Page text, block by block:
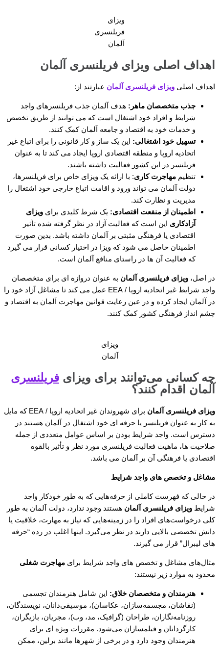
ویزای
فریلنسری
آلمان
اهداف اصلی ویزای فریلنسری آلمان
اهداف اصلی ویزای فریلنسری آلمان عبارتند از:
جذب متخصصان ماهر: هدف آلمان جذب فریلنسرهای واجد
شرایط و افراد خود اشتغال است که می توانند از طریق تخصص
و خدمات خود به اقتصاد و جامعه آلمان کمک کنند.
تسهیل خود اشتغالی: این یک ساز و کار قانونی را برای اتباع غیر
اتحادیه اروپا و منطقه اقتصادی اروپا ایجاد می کند تا به عنوان
فریلنسر در این کشور فعالیت داشته باشند.
تنظیم مهاجرت کاری: با ارائه یک ویزای خاص برای فریلنسرها،
دولت آلمان می تواند ورود و اقامت اتباع خارجی خود اشتغال را
مدیریت و نظارت کند.
اطمینان از منفعت اقتصادی: یک شرط کلیدی برای ویزای
آزادکاری این است که فعالیت آزاد در نظر گرفته شده تأثیر
اقتصادی یا فرهنگی مثبتی بر آلمان داشته باشد. بدین صورت
اطمینان حاصل می شود که ویزا در اختیار کسانی قرار می گیرد
که فعالیت آن ها در راستای منافع آلمان است.
در اصل، ویزای فریلنسری آلمان به عنوان دروازه ای برای متخصصان
واجد شرایط غیر اتحادیه اروپا / EEA عمل می کند تا مشاغل آزاد خود را
در آلمان ایجاد کرده و در عین رعایت قوانین مهاجرت آلمان به اقتصاد و
چشم انداز فرهنگی کشور کمک کنند.
ویزای
آلمان
چه کسانی می‌توانند برای ویزای فریلنسری
آلمان اقدام کنند؟
ویزای فریلنسری آلمان
برای شهروندان غیر اتحادیه اروپا / EEA که مایل
به کار به عنوان فریلنسر یا حرفه ای خود اشتغال در آلمان هستند در
دسترس است. واجد شرایط بودن بر اساس عوامل متعددی از جمله
صلاحیت ها، ماهیت فعالیت فریلنسری مورد نظر و تأثیر بالقوه
اقتصادی یا فرهنگی آن بر آلمان می باشد.
مشاغل و تخصص های واجد شرایط
در حالی که فهرست کاملی از حرفه‌هایی که به طور خودکار واجد
شرایط ویزای فریلنسری آلمان هستند وجود ندارد، دولت آلمان به طور
کلی درخواست‌های افراد را در زمینه‌هایی که نیاز به مهارت، خلاقیت یا
دانش تخصصی بالایی دارند در نظر می‌گیرد. اینها اغلب در رده “حرفه
های لیبرال” قرار می گیرند.
مثال‌های مشاغل و تخصص های واجد شرایط برای مهاجرت شغلی
محدود به موارد زیر نیستند:
هنرمندان و متخصصان خلاق: این شامل هنرمندان تجسمی
(نقاشان، مجسمه‌سازان، عکاسان)، موسیقی‌دانان، نویسندگان،
روزنامه‌نگاران، طراحان (گرافیک، مد، وب)، مجریان، بازیگران،
کارگردانان و فیلمسازان می‌شود. مقررات ویژه ای برای
هنرمندان وجود دارد و در برخی از شهرها مانند برلین، ممکن